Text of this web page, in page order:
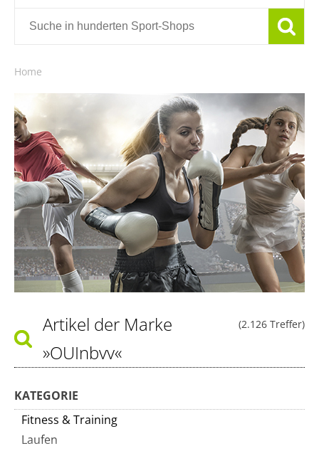
Home
(2.126 Treffer)
Artikel der Marke
»OUInbvv«
KATEGORIE
Fitness & Training
Laufen